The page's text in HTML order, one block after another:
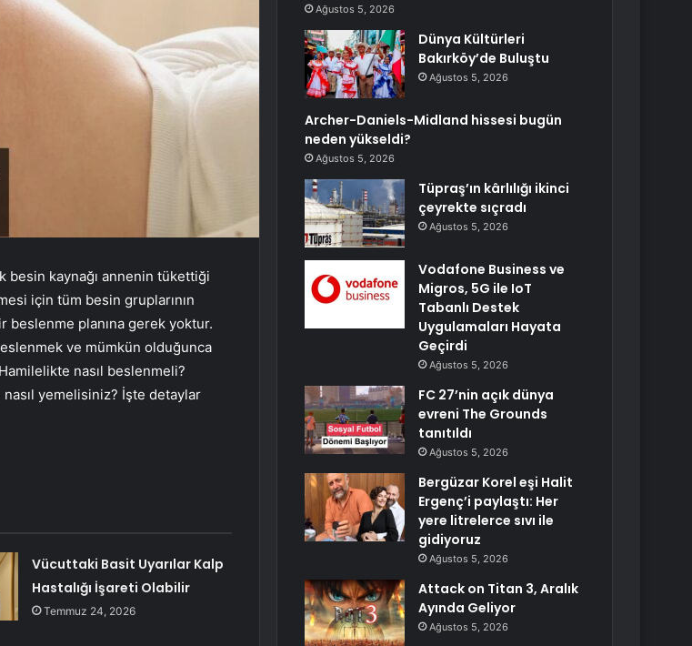
besin kaynağı annenin tükettiği
için tüm besin gruplarının
beslenme planına gerek yoktur.
ve mümkün olduğunca
nasıl beslenmeli?
yemelisiniz? İşte detaylar
Vücuttaki Basit Uyarılar Kalp
Hastalığı İşareti Olabilir
Temmuz 24, 2026
Ağustos 5, 2026
Dünya Kültürleri
Bakırköy’de Buluştu
Ağustos 5, 2026
Archer-Daniels-Midland hissesi bugün
neden yükseldi?
Ağustos 5, 2026
Tüpraş’ın kârlılığı ikinci
çeyrekte sıçradı
Ağustos 5, 2026
Vodafone Business ve
Migros, 5G ile IoT
Tabanlı Destek
Uygulamaları Hayata
Geçirdi
Ağustos 5, 2026
FC 27’nin açık dünya
evreni The Grounds
tanıtıldı
Ağustos 5, 2026
Bergüzar Korel eşi Halit
Ergenç’i paylaştı: Her
yere litrelerce sıvı ile
gidiyoruz
Ağustos 5, 2026
Attack on Titan 3, Aralık
Ayında Geliyor
Ağustos 5, 2026